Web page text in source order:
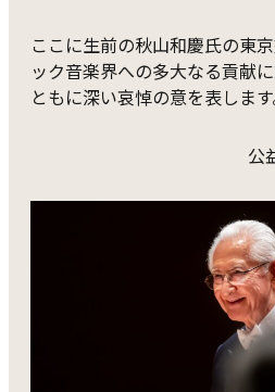
ここに生前の秋山和慶氏の東
ック音楽界への多大なる貢献
ともに深い哀悼の意を表します
公